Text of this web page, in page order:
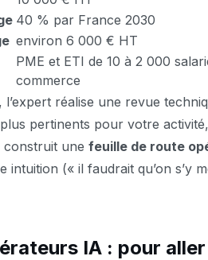
40 % par France 2030
environ 6 000 € HT
PME et ETI de 10 à 2 000
commerce
réalise une revue
plus pertinents pour votre
construit une feuille de route
intuition (« il faudrait qu’on s’y
IA : pour